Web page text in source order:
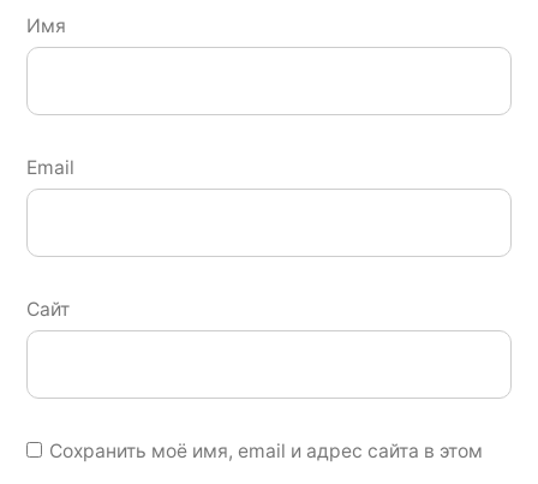
Имя
Email
Сайт
Сохранить моё имя, email и адрес сайта в этом